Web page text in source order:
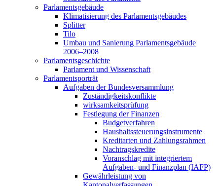
Parlamentsgebäude
Klimatisierung des Parlamentsgebäudes
Splitter
Tilo
Umbau und Sanierung Parlamentsgebäude
2006–2008
Parlamentsgeschichte
Parlament und Wissenschaft
Parlamentsporträt
Aufgaben der Bundesversammlung
Zuständigkeitskonflikte
wirksamkeitsprüfung
Festlegung der Finanzen
Budgetverfahren
Haushaltssteuerungsinstrumente
Kreditarten und Zahlungsrahmen
Nachtragskredite
Voranschlag mit integriertem
Aufgaben- und Finanzplan (IAFP)
Gewährleistung von